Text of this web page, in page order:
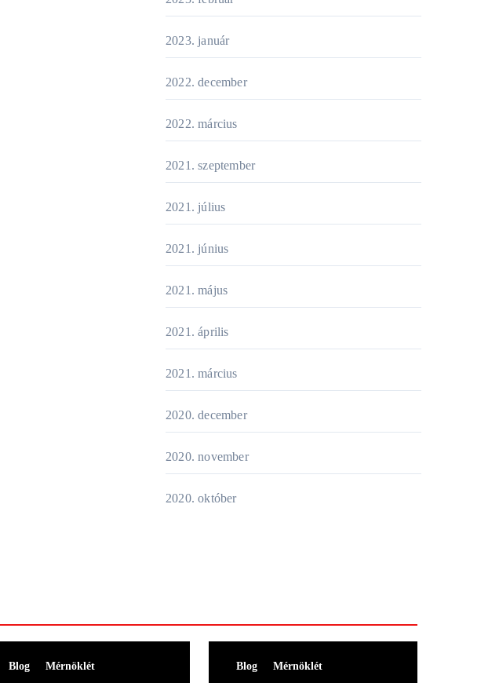
2023. január
2022. december
2022. március
2021. szeptember
2021. július
2021. június
2021. május
2021. április
2021. március
2020. december
2020. november
2020. október
Blog Mérnöklét Blog Mérnöklét